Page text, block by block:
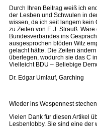
Durch Ihren Beitrag weiß ich
der Lesben und Schwulen in
wissen, da ich seit langem kein
zu Zeiten von F. J. Strauß.
Bundesverbandes ins
ausgesprochen blöden Witz
gelacht hätte. Die Zeiten
überlegen, wodurch sie das C
Vielleicht BDU – Beliebige
Dr. Edgar Umlauf, Garching
Wieder ins Wespennest stechen
Vielen Dank für diesen Artikel
Lesbenlobby. Sie sind eine